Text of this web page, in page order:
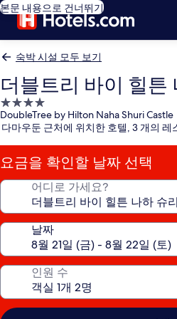
본문 내용으로 건너뛰기
숙박 시설 모두 보기
더블트리 바이 힐튼
4.0
성
급
숙
박
시
DoubleTree by Hilton Naha Shuri Castle
다마우둔 근처에 위치한 호텔, 3 개의 레
요금을 확인할 날짜 선택
어디로 가세요?
날짜
인원 수